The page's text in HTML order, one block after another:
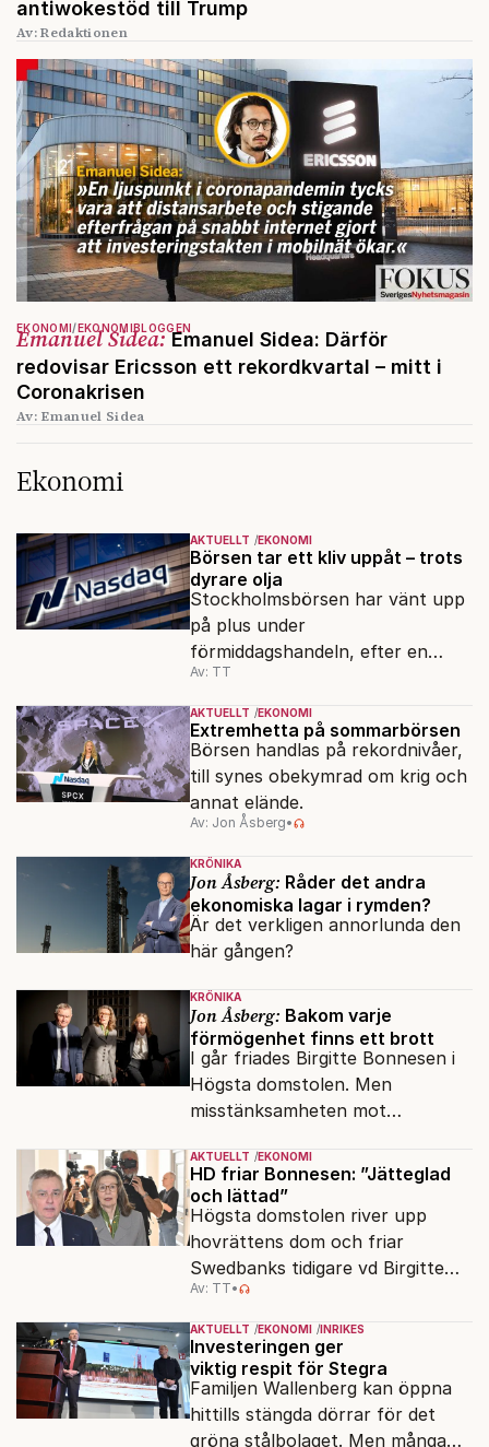
antiwokestöd till Trump
Av: Redaktionen
Emanuel Sidea:Emanuel Sidea: Därför
redovisar Ericsson ett rekordkvartal – mitt i
Coronakrisen
EKONOMI EKONOMIBLOGGEN
Av: Emanuel Sidea
Ekonomi
AKTUELLT EKONOMI
Börsen tar ett kliv uppåt – trots
dyrare olja
Stockholmsbörsen har vänt upp
på plus under
förmiddagshandeln, efter en
inledning nedåt – trots ett högre
oljepris och AI-oro.
Av: TT
AKTUELLT EKONOMI
Extremhetta på sommarbörsen
Börsen handlas på rekordnivåer,
till synes obekymrad om krig och
annat elände.
Av: Jon Åsberg•
KRÖNIKA
Jon Åsberg: Råder det andra
ekonomiska lagar i rymden?
Är det verkligen annorlunda den
här gången?
KRÖNIKA
Jon Åsberg: Bakom varje
förmögenhet finns ett brott
I går friades Birgitte Bonnesen i
Högsta domstolen. Men
misstänksamheten mot
AKTUELLT EKONOMI
HD friar Bonnesen: ”Jätteglad
och lättad”
Högsta domstolen river upp
hovrättens dom och friar
Swedbanks tidigare vd Birgitte
Bonnesen från alla
brottsmisstankar.
Av: TT•
AKTUELLT EKONOMI INRIKES
Investeringen ger
viktig respit för Stegra
Familjen Wallenberg kan öppna
hittills stängda dörrar för det
gröna stålbolaget. Men många